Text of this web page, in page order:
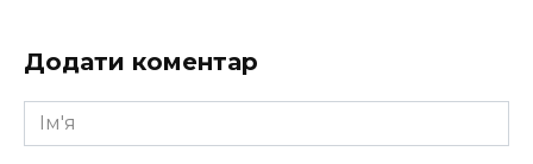
Додати коментар
Ім'я
*